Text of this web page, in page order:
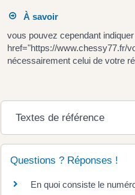
À savoir
vous pouvez cependant
href="https://www.chessy77.fr/
nécessairement celui de votre
Textes de référence
Questions ? Réponses !
En quoi consiste le